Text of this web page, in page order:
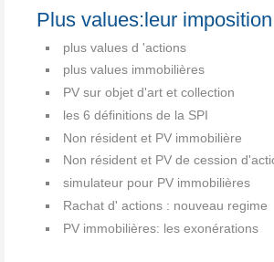
Plus values:leur imposition
plus values d 'actions
plus values immobilières
PV sur objet d'art et collection
les 6 définitions de la SPI
Non résident et PV immobilière
Non résident et PV de cession
simulateur pour PV immobilières
Rachat d' actions : nouveau regime
PV immobilières: les exonérations